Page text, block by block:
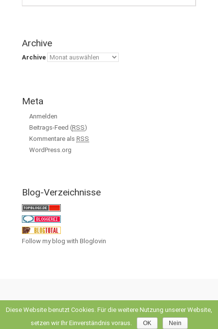
Archive
Archive
Meta
Anmelden
Beitrags-Feed (RSS)
Kommentare als RSS
WordPress.org
Blog-Verzeichnisse
Follow my blog with Bloglovin
theme by Theme4Press • Powered byWordPress
Diese Website benutzt Cookies. Für die weitere Nutzung unserer Website,
setzen wir Ihr Einverständnis voraus.
OK Nein